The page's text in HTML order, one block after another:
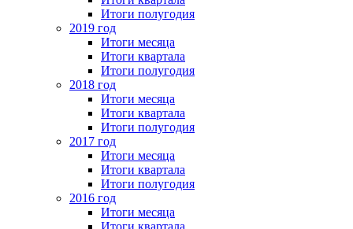
Итоги полугодия
2019 год
Итоги месяца
Итоги квартала
Итоги полугодия
2018 год
Итоги месяца
Итоги квартала
Итоги полугодия
2017 год
Итоги месяца
Итоги квартала
Итоги полугодия
2016 год
Итоги месяца
Итоги квартала